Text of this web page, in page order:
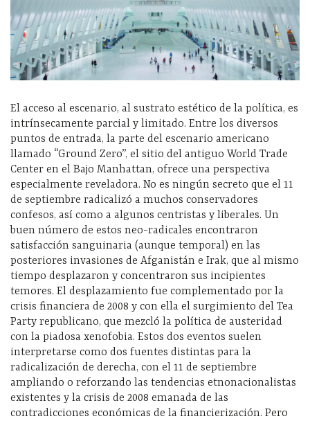
El acceso al escenario, al sustrato estético de la política, es
intrínsecamente parcial y limitado. Entre los diversos
puntos de entrada, la parte del escenario americano
llamado “Ground Zero”, el sitio del antiguo World Trade
Center en el Bajo Manhattan, ofrece una perspectiva
especialmente reveladora. No es ningún secreto que el 11
de septiembre radicalizó a muchos conservadores
confesos, así como a algunos centristas y liberales. Un
buen número de estos neo-radicales encontraron
satisfacción sanguinaria (aunque temporal) en las
posteriores invasiones de Afganistán e Irak, que al mismo
tiempo desplazaron y concentraron sus incipientes
temores. El desplazamiento fue complementado por la
crisis financiera de 2008 y con ella el surgimiento del Tea
Party republicano, que mezcló la política de austeridad
con la piadosa xenofobia. Estos dos eventos suelen
interpretarse como dos fuentes distintas para la
radicalización de derecha, con el 11 de septiembre
ampliando o reforzando las tendencias etnonacionalistas
existentes y la crisis de 2008 emanada de las
contradicciones económicas de la financierización. Pero